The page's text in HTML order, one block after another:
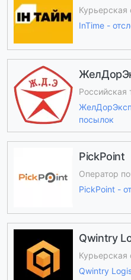
Курьерская
InTime -
Российская
посылок
PickPoint
Оператор
PickPoint -
Qwintry
Курьерская
Qwintry